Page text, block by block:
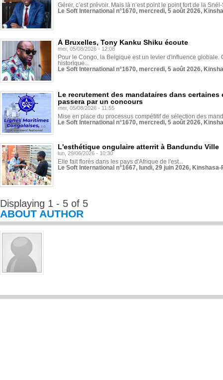
Gérer, c’est prévoir. Mais là n’est point le point fort de la
Le Soft International n°1670, mercredi, 5 août 2026,
À Bruxelles, Tony Kanku Shiku écoute
mer, 05/08/2026 - 12:06
Pour le Congo, la Belgique est un levier d'influence globale.
historique...
Le Soft International n°1670, mercredi, 5 août 2026,
Le recrutement des mandataires dans
passera par un concours
mer, 05/08/2026 - 11:55
Mise en place du processus compétitif de sélection des
Le Soft International n°1670, mercredi, 5 août 2026,
L'esthétique ongulaire atterrit à Bandundu Ville
lun, 29/06/2026 - 10:30
Elle fait florès dans les pays d'Afrique de l'est...
Le Soft International n°1667, lundi, 29 juin 2026,
Displaying 1 - 5 of 5
ABOUT AUTHOR